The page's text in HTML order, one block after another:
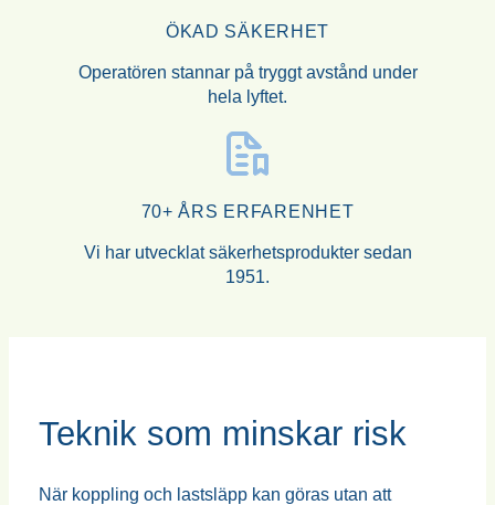
ÖKAD SÄKERHET
Operatören stannar på tryggt avstånd under
hela lyftet.
70+ ÅRS ERFARENHET
Vi har utvecklat säkerhetsprodukter sedan
1951.
Teknik som minskar risk
När koppling och lastsläpp kan göras utan att